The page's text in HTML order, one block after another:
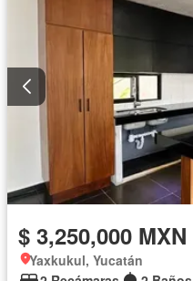
$ 3,250,000 MXN
Yaxkukul, Yucatán